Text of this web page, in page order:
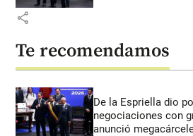
share
Te recomendamos
De la Espriella dio
negociaciones con
anunció